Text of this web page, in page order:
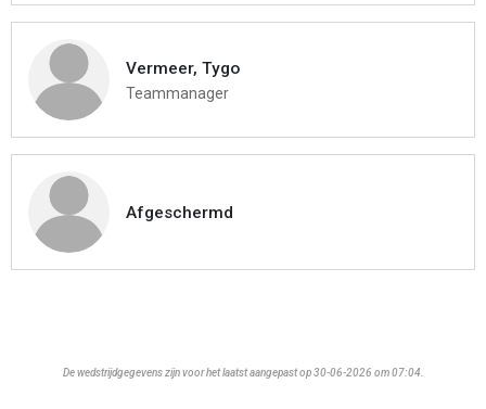
Vermeer, Tygo
Teammanager
Afgeschermd
De wedstrijdgegevens zijn voor het laatst aangepast op 30-06-2026 om 07:04.